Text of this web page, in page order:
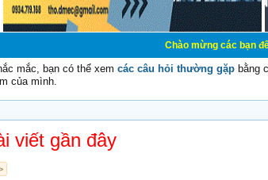
Chào mừng các bạn đến với
mắc, bạn có thể xem các câu hỏi thường gặp bằng
của mình.
viết gần đây